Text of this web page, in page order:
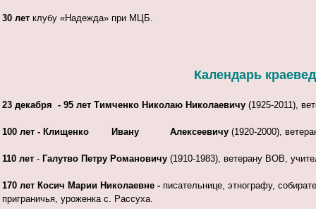
30 лет клубу «Надежда» при МЦБ.
Календарь
23 декабря - 95 лет Тимченко Николаю Николаевичу (1925-2011),
100 лет - Клищенко Ивану Алексеевичу (1920-2000),
110 лет - Галутво Петру Романовичу (1910-1983), ветерану ВОВ,
170 лет Косич Марии Николаевне - писательнице, этнографу,
приграничья, уроженка с. Рассуха.